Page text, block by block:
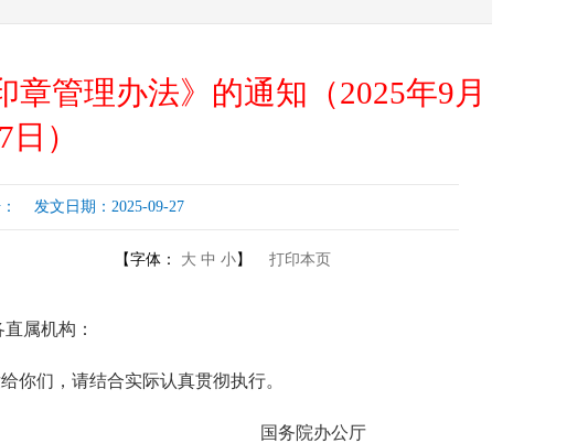
管理办法》的通知（2025年9月
日）
发文日期：2025-09-27
【字体： 大 中 小】 打印本页
属机构：
你们，请结合实际认真贯彻执行。
国务院办公厅